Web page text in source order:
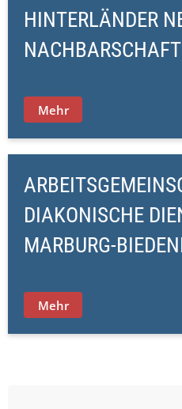
HINTERLÄNDER
Mehr
DIAKONISCHE
MARBURG-
Mehr